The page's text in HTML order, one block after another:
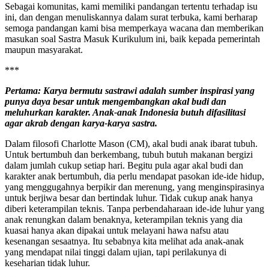
Sebagai komunitas, kami memiliki pandangan tertentu terhadap isu
ini, dan dengan menuliskannya dalam surat terbuka, kami berharap
semoga pandangan kami bisa memperkaya wacana dan memberikan
masukan soal Sastra Masuk Kurikulum ini, baik kepada pemerintah
maupun masyarakat.
***
Pertama: Karya bermutu sastrawi adalah sumber inspirasi yang
punya daya besar untuk mengembangkan akal budi dan
meluhurkan karakter. Anak-anak Indonesia butuh difasilitasi
agar akrab dengan karya-karya sastra.
Dalam filosofi Charlotte Mason (CM), akal budi anak ibarat tubuh.
Untuk bertumbuh dan berkembang, tubuh butuh makanan bergizi
dalam jumlah cukup setiap hari. Begitu pula agar akal budi dan
karakter anak bertumbuh, dia perlu mendapat pasokan ide-ide hidup,
yang menggugahnya berpikir dan merenung, yang menginspirasinya
untuk berjiwa besar dan bertindak luhur. Tidak cukup anak hanya
diberi keterampilan teknis. Tanpa perbendaharaan ide-ide luhur yang
anak renungkan dalam benaknya, keterampilan teknis yang dia
kuasai hanya akan dipakai untuk melayani hawa nafsu atau
kesenangan sesaatnya. Itu sebabnya kita melihat ada anak-anak
yang mendapat nilai tinggi dalam ujian, tapi perilakunya di
keseharian tidak luhur.